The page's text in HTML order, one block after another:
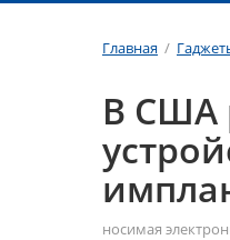
Главная /
В США
носимая